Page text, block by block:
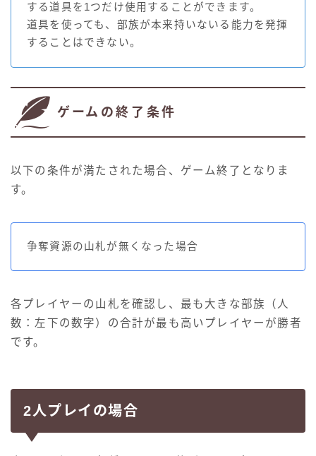
する道具を1つだけ使用することができます。
道具を使っても、部族が本来持いないる能力を発揮
することはできない。
ゲームの終了条件
以下の条件が満たされた場合、ゲーム終了となりま
す。
争奪資源の山札が無くなった場合
各プレイヤーの山札を確認し、最も大きな部族（人
数：左下の数字）の合計が最も高いプレイヤーが勝者
です。
2人プレイの場合